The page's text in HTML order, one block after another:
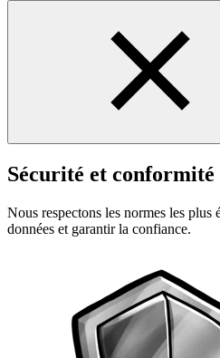
Sécurité et conformité
Nous respectons les normes les plus
données et garantir la confiance.